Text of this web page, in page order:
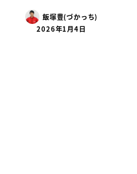
飯塚豊(づかっち)
2026年1月4日